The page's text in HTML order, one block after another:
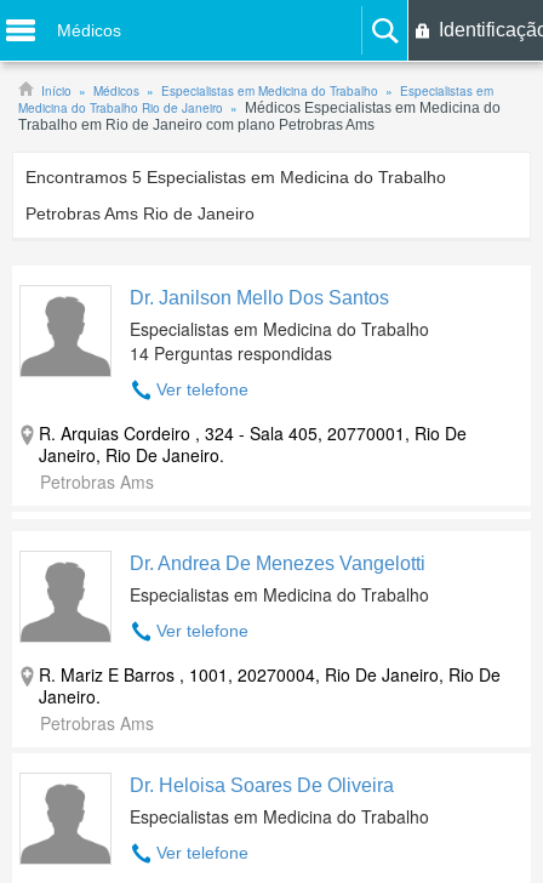
Médicos
Início Médicos Especialistas em Medicina do Trabalho
Especialistas em
Medicina do Trabalho Rio de Janeiro
Médicos Especialistas em Medicina do
Trabalho em Rio de Janeiro com plano Petrobras Ams
Encontramos 5 Especialistas em Medicina do Trabalho
Petrobras Ams Rio de Janeiro
Dr. Janilson Mello Dos Santos
Especialistas em Medicina do Trabalho
14 Perguntas respondidas
Ver telefone
R. Arquias Cordeiro , 324 - Sala 405, 20770001, Rio De
Janeiro, Rio De Janeiro.
Petrobras Ams
Dr. Andrea De Menezes Vangelotti
Especialistas em Medicina do Trabalho
Ver telefone
R. Mariz E Barros , 1001, 20270004, Rio De Janeiro, Rio De
Janeiro.
Petrobras Ams
Dr. Heloisa Soares De Oliveira
Especialistas em Medicina do Trabalho
Ver telefone